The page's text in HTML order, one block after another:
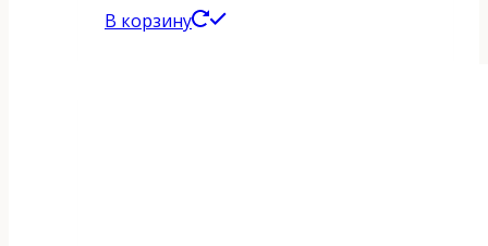
В корзину